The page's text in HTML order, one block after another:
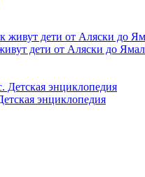
дети от Аляски до
энциклопедия